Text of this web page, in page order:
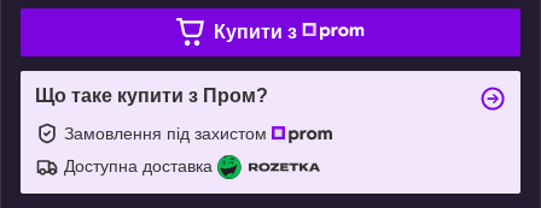
Купити з
Що таке купити з Пром?
Замовлення під захистом
Доступна доставка